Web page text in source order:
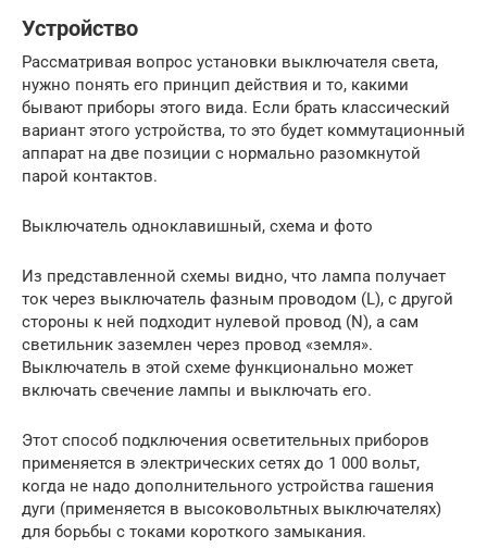
Устройство
Рассматривая вопрос установки выключателя света,
нужно понять его принцип действия и то, какими
бывают приборы этого вида. Если брать классический
вариант этого устройства, то это будет коммутационный
аппарат на две позиции с нормально разомкнутой
парой контактов.
Выключатель одноклавишный, схема и фото
Из представленной схемы видно, что лампа получает
ток через выключатель фазным проводом (L), с другой
стороны к ней подходит нулевой провод (N), а сам
светильник заземлен через провод «земля».
Выключатель в этой схеме функционально может
включать свечение лампы и выключать его.
Этот способ подключения осветительных приборов
применяется в электрических сетях до 1 000 вольт,
когда не надо дополнительного устройства гашения
дуги (применяется в высоковольтных выключателях)
для борьбы с токами короткого замыкания.